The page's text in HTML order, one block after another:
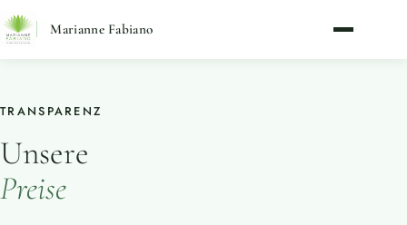
Marianne Fabiano
TRANSPARENZ
Unsere
Preise